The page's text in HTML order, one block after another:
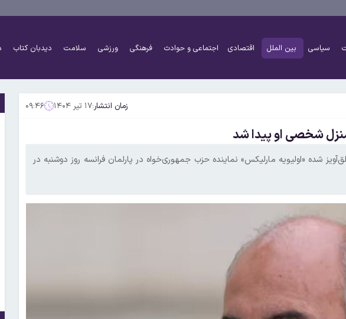
سیاسی بین الملل اقتصادی اجتماعی و حوادث فرهنگی ورزشی سلامت دیدبان کتاب
زمان انتشار:۱۷ تیر ۱۴۰۴ ۰۹:۴۶
منزل شخصی‌ او پیدا شد
شده «اولیویه مارلیکس» نماینده حزب جمهوری‌خواه در پارلمان فرانسه روز دوشنبه در